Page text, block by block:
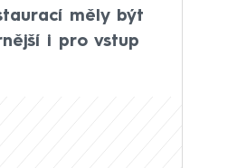
měly být
i pro vstup